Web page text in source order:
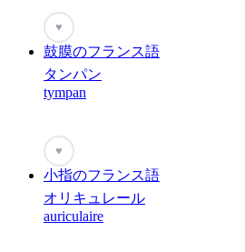
♥
鼓膜のフランス語
タンパン
tympan
♥
小指のフランス語
オリキュレール
auriculaire